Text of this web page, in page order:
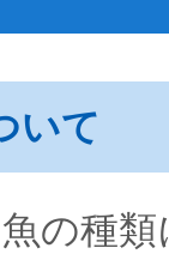
いて
の種